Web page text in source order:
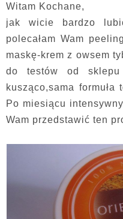
Witam Kochane,
jak wicie bardzo
polecałam Wam
maskę-krem z owsem
do testów od sklepu
kusząco,sama
Po miesiącu
Wam przedstawić ten